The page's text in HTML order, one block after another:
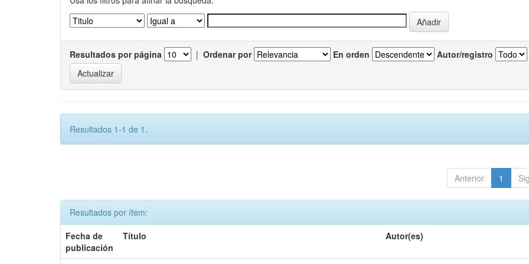
Resultados por página | Ordenar por En orden Autor/registro
Resultados 1-1 de 1.
Anterior 1
Resultados por ítem:
Fecha de
publicación
Título Autor(es)